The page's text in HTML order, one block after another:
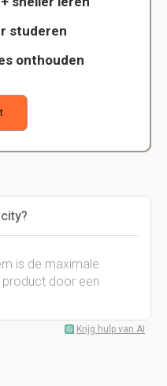
studeren
onthouden
is de maximale
door een
Krijg hulp van AI